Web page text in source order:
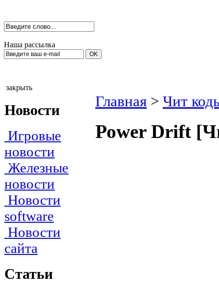
Наша рассылка
закрыть
Новости
Игровые
новости
Железные
новости
Новости
software
Новости
сайта
Статьи
Главная > Чит
Роwer Drift